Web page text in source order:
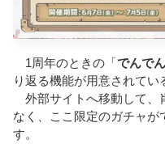
1周年のときの「でんで
り返る機能が用意されてい
外部サイトへ移動して、
なく、ここ限定のガチャ
す。